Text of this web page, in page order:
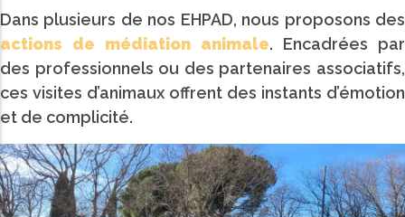
Dans plusieurs de nos EHPAD, nous proposons des
actions de médiation animale. Encadrées par
des professionnels ou des partenaires associatifs,
ces visites d’animaux offrent des instants d’émotion
et de complicité.